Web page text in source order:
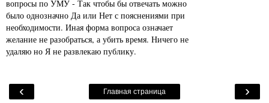
вопросы по УМУ - Так чтобы бы отвечать можно
было однозначно Да или Нет с пояснениями при
необходимости. Иная форма вопроса означает
желание не разобраться, а убить время. Ничего не
удаляю но Я не развлекаю публику.
‹ ›
Главная страница